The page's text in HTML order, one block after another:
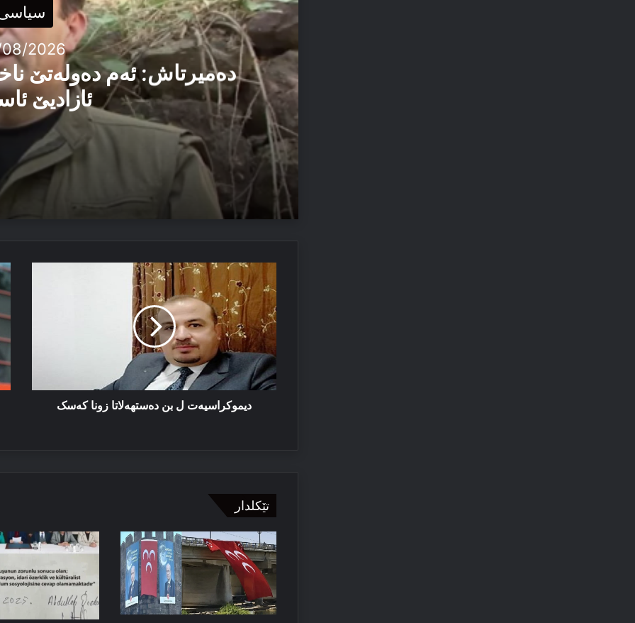
2026
دەمیرتاش: ئەم دەولەتێ
ئازادیێ
06/08/2026
دەمیرتاش: ئەم دەولەتێ ناخوازن دەولەت ل پێشییا
پەیاما سەرۆک نێچیرڤان بارزانی د سالڤەگەرا جینۆساییدا
دیموکراسیەت
ل
بن
دەستھەلاتا
زونا
کەسک
دیموکراسیەت ل بن دەستھەلاتا زونا کەسک
ل
و
تێکلدار